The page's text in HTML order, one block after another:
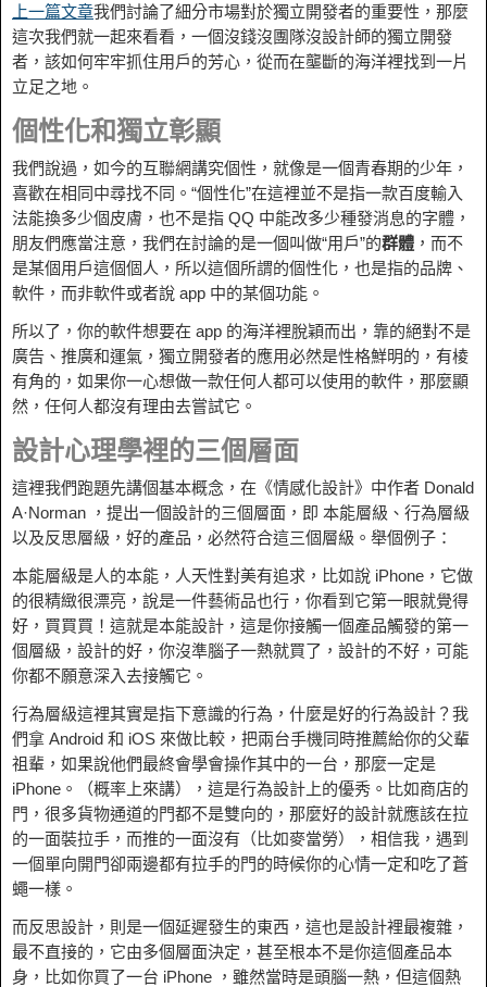
上一篇文章我們討論了細分市場對於獨立開發者的重要性，那麼
這次我們就一起來看看，一個沒錢沒團隊沒設計師的獨立開發
者，該如何牢牢抓住用戶的芳心，從而在壟斷的海洋裡找到一片
立足之地。
個性化和獨立彰顯
我們說過，如今的互聯網講究個性，就像是一個青春期的少年，
喜歡在相同中尋找不同。“個性化”在這裡並不是指一款百度輸入
法能換多少個皮膚，也不是指 QQ 中能改多少種發消息的字體，
朋友們應當注意，我們在討論的是一個叫做“用戶”的群體 ，而不
是某個用戶這個個人，所以這個所謂的個性化，也是指的品牌、
軟件，而非軟件或者說 app 中的某個功能。
所以了，你的軟件想要在 app 的海洋裡脫穎而出，靠的絕對不是
廣告、推廣和運氣，獨立開發者的應用必然是性格鮮明的，有棱
有角的，如果你一心想做一款任何人都可以使用的軟件，那麼顯
然，任何人都沒有理由去嘗試它。
設計心理學裡的三個層面
這裡我們跑題先講個基本概念，在《情感化設計》中作者 Donald
A·Norman ，提出一個設計的三個層面，即 本能層級、行為層級
以及反思層級，好的產品，必然符合這三個層級。舉個例子：
本能層級是人的本能，人天性對美有追求，比如說 iPhone，它做
的很精緻很漂亮，說是一件藝術品也行，你看到它第一眼就覺得
好，買買買！這就是本能設計，這是你接觸一個產品觸發的第一
個層級，設計的好，你沒準腦子一熱就買了，設計的不好，可能
你都不願意深入去接觸它。
行為層級這裡其實是指下意識的行為，什麼是好的行為設計？我
們拿 Android 和 iOS 來做比較，把兩台手機同時推薦給你的父輩
祖輩，如果說他們最終會學會操作其中的一台，那麼一定是
iPhone。（概率上來講），這是行為設計上的優秀。比如商店的
門，很多貨物通道的門都不是雙向的，那麼好的設計就應該在拉
的一面裝拉手，而推的一面沒有（比如麥當勞），相信我，遇到
一個單向開門卻兩邊都有拉手的門的時候你的心情一定和吃了蒼
蠅一樣。
而反思設計，則是一個延遲發生的東西，這也是設計裡最複雜，
最不直接的，它由多個層面決定，甚至根本不是你這個產品本
身，比如你買了一台 iPhone ，雖然當時是頭腦一熱，但這個熱